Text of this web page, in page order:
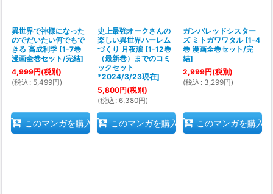
異世界で神様になった
のでだいたい何でもで
きる 高成利季 [1-7巻
漫画全巻セット/完結]
4,999円(税別)
(税込 : 5,499円)
このマンガを購入
史上最強オークさんの
楽しい異世界ハーレム
づくり 月夜涙 [1-12巻
（最新巻）までのコミ
ックセット
*2024/3/23現在]
5,800円(税別)
(税込 : 6,380円)
このマンガを購入
ガンバレッドシスター
ズ ミトガワワタル [1-4
巻 漫画全巻セット/完
結]
2,999円(税別)
(税込 : 3,299円)
このマンガを購入